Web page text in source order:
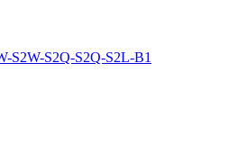
S2W-S2Q-S2Q-S2L-B1